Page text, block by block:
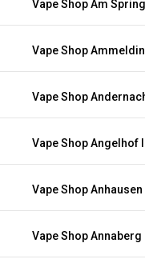
Vape Shop Am
Vape Shop
Vape Shop
Vape Shop Angelhof I
Vape Shop Anhausen
Vape Shop Annaberg